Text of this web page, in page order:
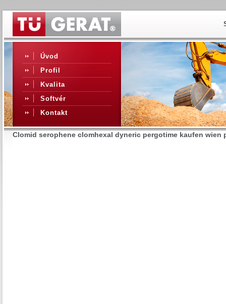
Úvod
Profil
Kvalita
Softvér
Kontakt
Clomid serophene clomhexal dyneric pergotime kaufen wien